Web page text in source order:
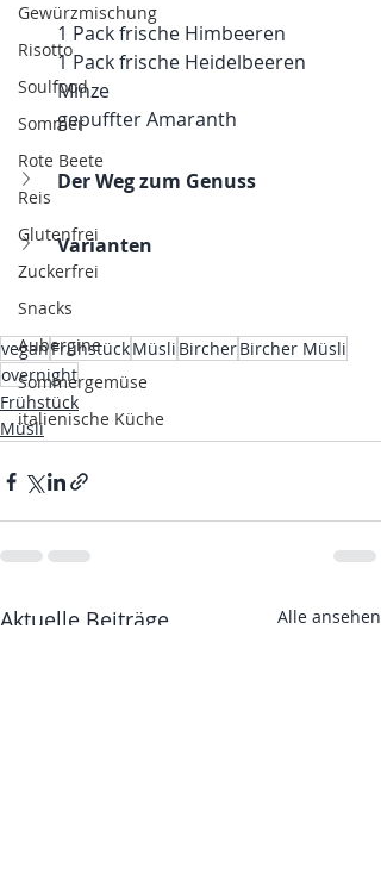
Gewürzmischung
Risotto
Soulfood
Sommer
Rote Beete
Reis
Glutenfrei
Zuckerfrei
Snacks
Aubergine
Sommergemüse
italienische Küche
1 Pack frische Himbeeren
1 Pack frische Heidelbeeren
Minze
gepuffter Amaranth
Der Weg zum Genuss
Varianten
veganFrühstückMüsli BircherBircher Müsli
overnight
Frühstück
Müsli
Aktuelle Beiträge Alle ansehen